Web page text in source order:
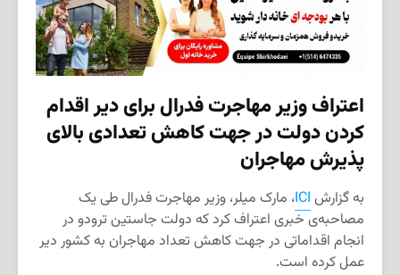
اعتراف وزیر مهاجرت فدرال برای دیر اقدام
کردن دولت در جهت کاهش تعدادی بالای
پذیرش مهاجران
به گزارش ICI، مارک میلر، وزیر مهاجرت فدرال طی یک
مصاحبه‌ی خبری اعتراف کرد که دولت جاستین ترودو در
انجام اقداماتی در جهت کاهش تعداد مهاجران به کشور دیر
عمل کرده است.